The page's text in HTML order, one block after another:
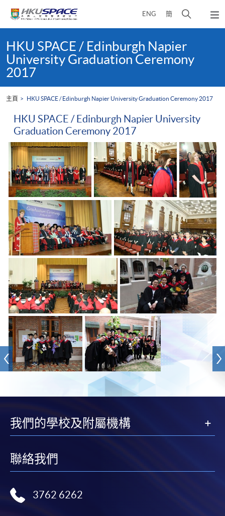
ENG 簡
開
介
彈
出
content
startHKU SPACE / Edinburgh Napier
University Graduation Ceremony
2017
主頁 HKU SPACE / Edinburgh Napier University Graduation Ceremony 2017
HKU SPACE / Edinburgh Napier University
Graduation Ceremony 2017
我們的學校及附屬機構
聯絡我們
3762 6262